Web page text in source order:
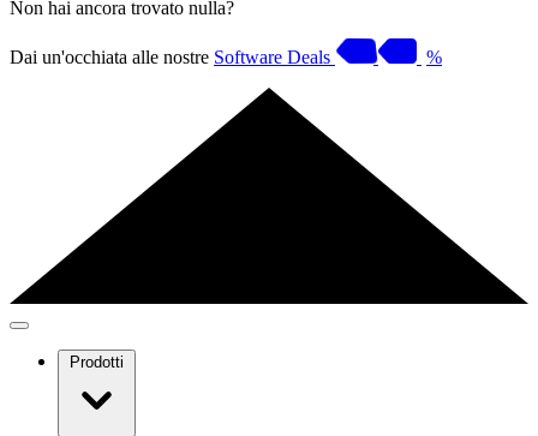
Non hai ancora trovato nulla?
Dai un'occhiata alle nostre Software Deals %
Prodotti